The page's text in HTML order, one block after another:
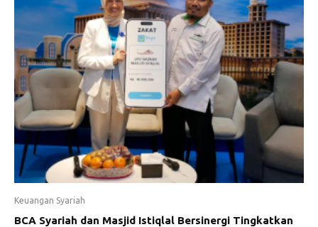
Keuangan Syariah
BCA Syariah dan Masjid Istiqlal Bersinergi Tingkatkan